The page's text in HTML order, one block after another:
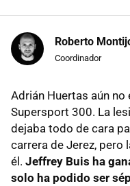
Roberto
Coordinador
Adrián Huertas aún
Supersport 300. La
dejaba todo de cara
carrera de Jerez, pero
él. Jeffrey Buis ha
solo ha podido ser